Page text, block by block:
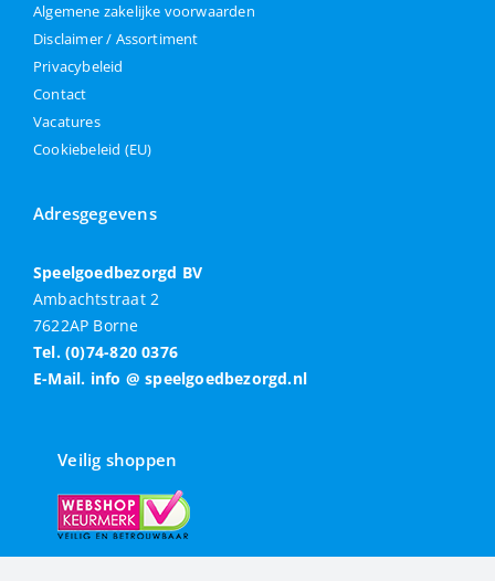
Algemene zakelijke voorwaarden
Disclaimer / Assortiment
Privacybeleid
Contact
Vacatures
Cookiebeleid (EU)
Adresgegevens
Speelgoedbezorgd BV
Ambachtstraat 2
7622AP Borne
Tel. (0)74-820 0376
E-Mail. info @ speelgoedbezorgd.nl
Veilig shoppen